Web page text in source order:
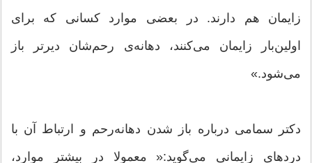
زایمان هم دارند. در بعضی موارد کسانی که برای
اولین‌بار زایمان می‌کنند، دهانه‌ی رحم‌شان دیرتر باز
می‌شود.»
دکتر سمامی درباره باز شدن دهانه‌رحم و ارتباط آن با
درد‌های زایمانی می‌گوید:« معمولا در بیشتر موارد،